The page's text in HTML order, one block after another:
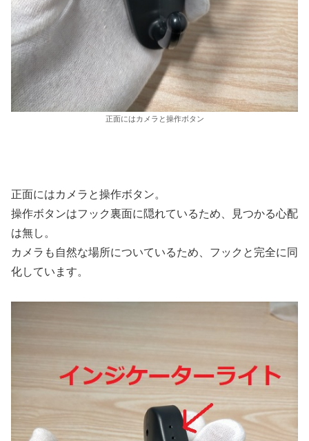
正面にはカメラと操作ボタン
正面にはカメラと操作ボタン。
操作ボタンはフック裏面に隠れているため、見つかる心配
は無し。
カメラも自然な場所についているため、フックと完全に同
化しています。